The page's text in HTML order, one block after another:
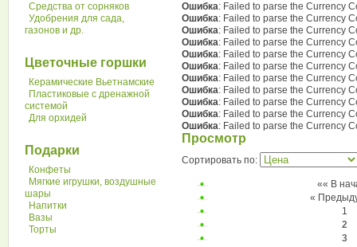
Средства от сорняков
Удобрения для сада,
газонов и др.
Цветочные горшки
Керамические Вьетнамские
Пластиковые с дренажной
системой
Для орхидей
Подарки
Конфеты
Мягкие игрушки, воздушные
шары
Напитки
Вазы
Торты
Ошибка: Failed to parse the Currency
Ошибка: Failed to parse the Currency
Ошибка: Failed to parse the Currency
Ошибка: Failed to parse the Currency
Ошибка: Failed to parse the Currency
Ошибка: Failed to parse the Currency
Ошибка: Failed to parse the Currency
Ошибка: Failed to parse the Currency
Ошибка: Failed to parse the Currency
Ошибка: Failed to parse the Currency
Ошибка: Failed to parse the Currency
Просмотр
Сортировать по:
«« В
«
1
2
3